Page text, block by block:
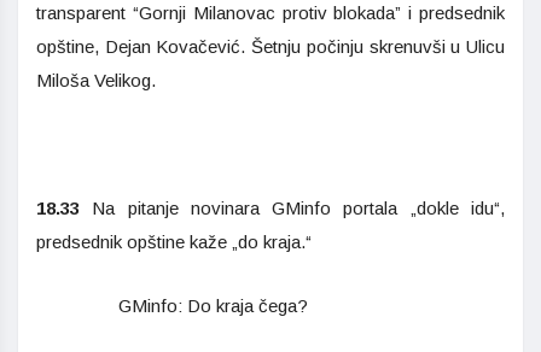
transparent “Gornji Milanovac protiv blokada” i predsednik
opštine, Dejan Kovačević. Šetnju počinju skrenuvši u Ulicu
Miloša Velikog.
18.33 Na pitanje novinara GMinfo portala „dokle idu“,
predsednik opštine kaže „do kraja.“
GMinfo: Do kraja čega?